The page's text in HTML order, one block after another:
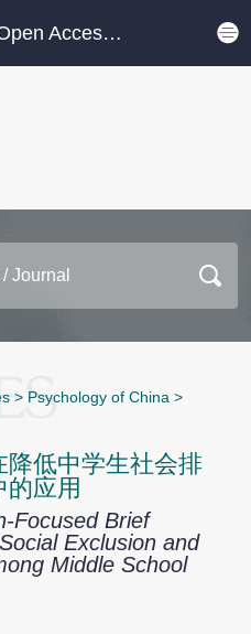
International Open Access Journal Platform
> Psychology of China >
低中学生社会排
应用
Focused Brief
Exclusion and
Middle School